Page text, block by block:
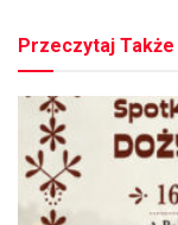
Przeczytaj Także